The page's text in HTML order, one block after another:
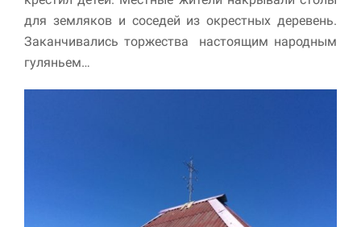
для земляков и соседей из окрестных деревень.
Заканчивались торжества настоящим народным
гуляньем…